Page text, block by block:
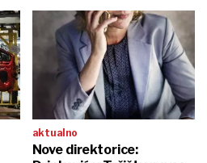
aktualno
Nove direktorice: